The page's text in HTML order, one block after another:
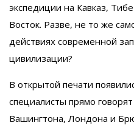
экспедиции на Кавказ,
Восток. Разве, не то же
действиях современной
цивилизации?
В открытой печати
специалисты прямо
Вашингтона, Лондона и